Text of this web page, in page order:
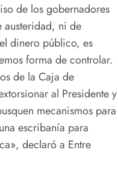
de los gobernadores
austeridad, ni de
dinero público, es
forma de controlar.
de la Caja de
al Presidente y
mecanismos para
escribanía para
declaró a Entre